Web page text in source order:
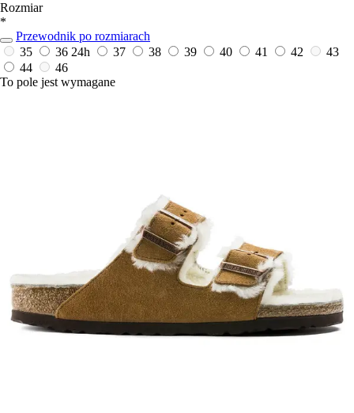
Rozmiar
*
Przewodnik po rozmiarach
35
36 24h 37 38 39 40 41 42
43
44
46
To pole jest wymagane